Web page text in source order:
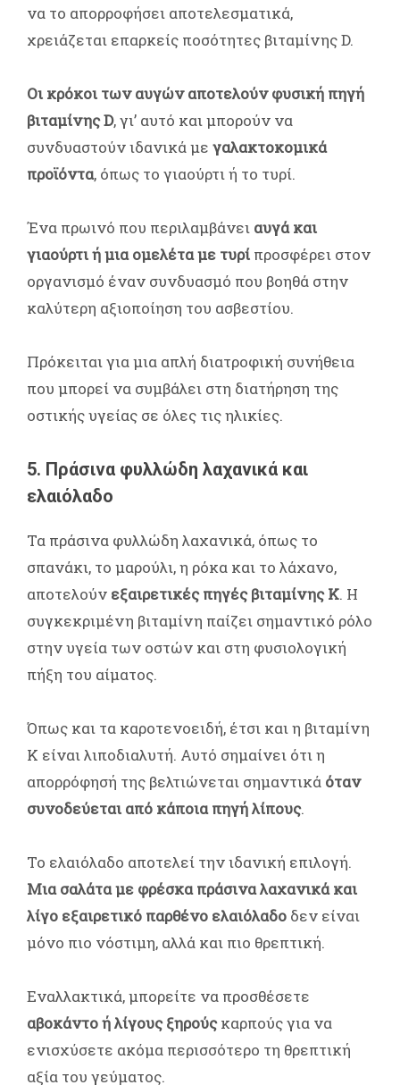
να το απορροφήσει αποτελεσματικά,
χρειάζεται επαρκείς ποσότητες βιταμίνης D.
Οι κρόκοι των αυγών αποτελούν φυσική πηγή
βιταμίνης D, γι’ αυτό και μπορούν να
συνδυαστούν ιδανικά με γαλακτοκομικά
προϊόντα, όπως το γιαούρτι ή το τυρί.
Ένα πρωινό που περιλαμβάνει αυγά και
γιαούρτι ή μια ομελέτα με τυρί προσφέρει στον
οργανισμό έναν συνδυασμό που βοηθά στην
καλύτερη αξιοποίηση του ασβεστίου.
Πρόκειται για μια απλή διατροφική συνήθεια
που μπορεί να συμβάλει στη διατήρηση της
οστικής υγείας σε όλες τις ηλικίες.
5. Πράσινα φυλλώδη λαχανικά και
ελαιόλαδο
Τα πράσινα φυλλώδη λαχανικά, όπως το
σπανάκι, το μαρούλι, η ρόκα και το λάχανο,
αποτελούν εξαιρετικές πηγές βιταμίνης Κ. Η
συγκεκριμένη βιταμίνη παίζει σημαντικό ρόλο
στην υγεία των οστών και στη φυσιολογική
πήξη του αίματος.
Όπως και τα καροτενοειδή, έτσι και η βιταμίνη
Κ είναι λιποδιαλυτή. Αυτό σημαίνει ότι η
απορρόφησή της βελτιώνεται σημαντικά όταν
συνοδεύεται από κάποια πηγή λίπους.
Το ελαιόλαδο αποτελεί την ιδανική επιλογή.
Μια σαλάτα με φρέσκα πράσινα λαχανικά και
λίγο εξαιρετικό παρθένο ελαιόλαδο δεν είναι
μόνο πιο νόστιμη, αλλά και πιο θρεπτική.
Εναλλακτικά, μπορείτε να προσθέσετε
αβοκάντο ή λίγους ξηρούςκαρπούς για να
ενισχύσετε ακόμα περισσότερο τη θρεπτική
αξία του γεύματος.